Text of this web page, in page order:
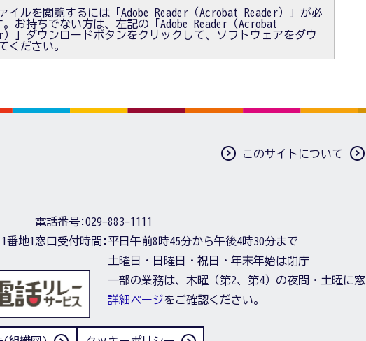
ァイルを閲覧するには「Adobe Reader（Acrobat Reader）」が必
。お持ちでない方は、左記の「Adobe Reader（Acrobat
）」ダウンロードボタンをクリックして、ソフトウェアをダウ
ください。
このサイトについて
番地1
電話番号:029-883-1111
窓口受付時間:平日午前8時45分から午後4時30分まで
土曜日・日曜日・祝日・年末年始は閉庁
一部の業務は、木曜（第2、第4）の夜間・土曜に
詳細ページをご確認ください。